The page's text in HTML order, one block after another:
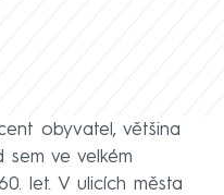
obyvatel, většina
ve velkém
let. V ulicích města